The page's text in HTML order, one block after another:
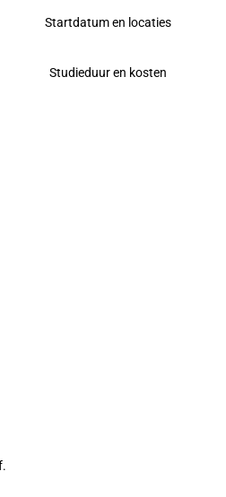
Startdatum en locaties
Studieduur en kosten